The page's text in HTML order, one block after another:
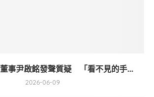
事尹啟銘發聲質疑 「看不見的手...
2026-06-09